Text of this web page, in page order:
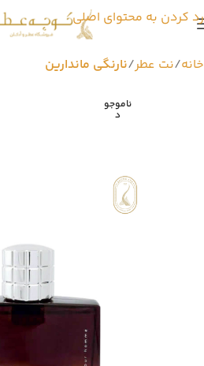
رد کردن به محتوای اصلی
خانه نت عطر نارنگی ماندارین
ناموجو
د